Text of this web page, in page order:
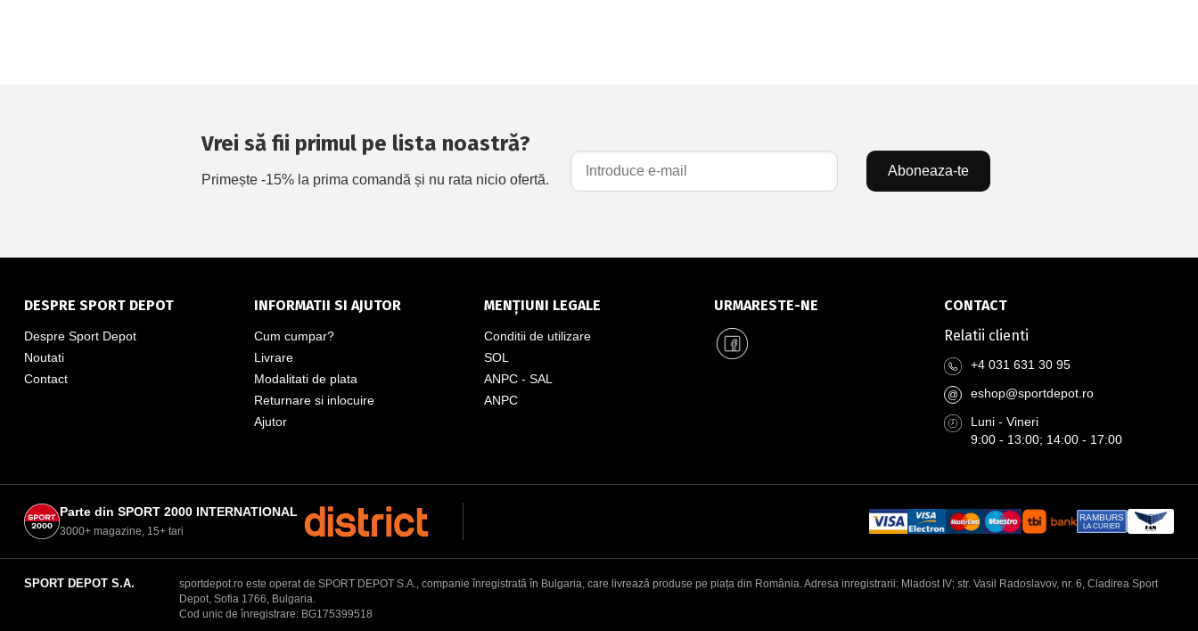
Vrei să fii primul pe lista noastră?
Primește -15% la prima comandă și nu rata nicio ofertă.
Aboneaza-te
DESPRE SPORT DEPOT
Despre Sport Depot
Noutati
Contact
INFORMATII SI AJUTOR
Cum cumpar?
Livrare
Modalitati de plata
Returnare si inlocuire
Ajutor
MENȚIUNI LEGALE
Conditii de utilizare
SOL
ANPC - SAL
ANPC
URMARESTE-NE
CONTACT
Relatii clienti
+4 031 631 30 95
@
eshop@sportdepot.ro
Luni - Vineri
9:00 - 13:00; 14:00 - 17:00
Parte din SPORT 2000 INTERNATIONAL
3000+ magazine, 15+ tari
RAMBURS
LA CURIER
SPORT DEPOT S.A.
sportdepot.ro este operat de SPORT DEPOT S.A., companie înregistrată în Bulgaria, care livrează produse pe piața din România. Adresa inregistrarii: Mladost IV; str. Vasil Radoslavov, nr. 6, Cladirea Sport
Depot, Sofia 1766, Bulgaria.
Cod unic de înregistrare: BG175399518